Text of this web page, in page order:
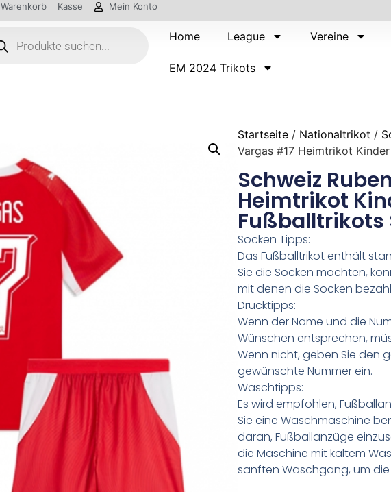
Warenkorb Kasse Mein Konto
Home League Vereine
EM 2024 Trikots
Startseite / Nationaltrikot /
Vargas #17 Heimtrikot
Schweiz
Heimtrikot
Fußballtrikots
Socken Tipps:
Das Fußballtrikot enthält
Sie die Socken möchten,
mit denen die Socken
Drucktipps:
Wenn der Name und die
Wünschen entsprechen,
Wenn nicht, geben Sie den
gewünschte Nummer ein.
Waschtipps:
Es wird empfohlen,
Sie eine Waschmaschine
daran, Fußballanzüge
die Maschine mit kaltem
sanften Waschgang, um